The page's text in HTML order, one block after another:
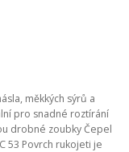
měkkých sýrů a
pro snadné roztírání
drobné zoubky Čepel
53 Povrch rukojeti je